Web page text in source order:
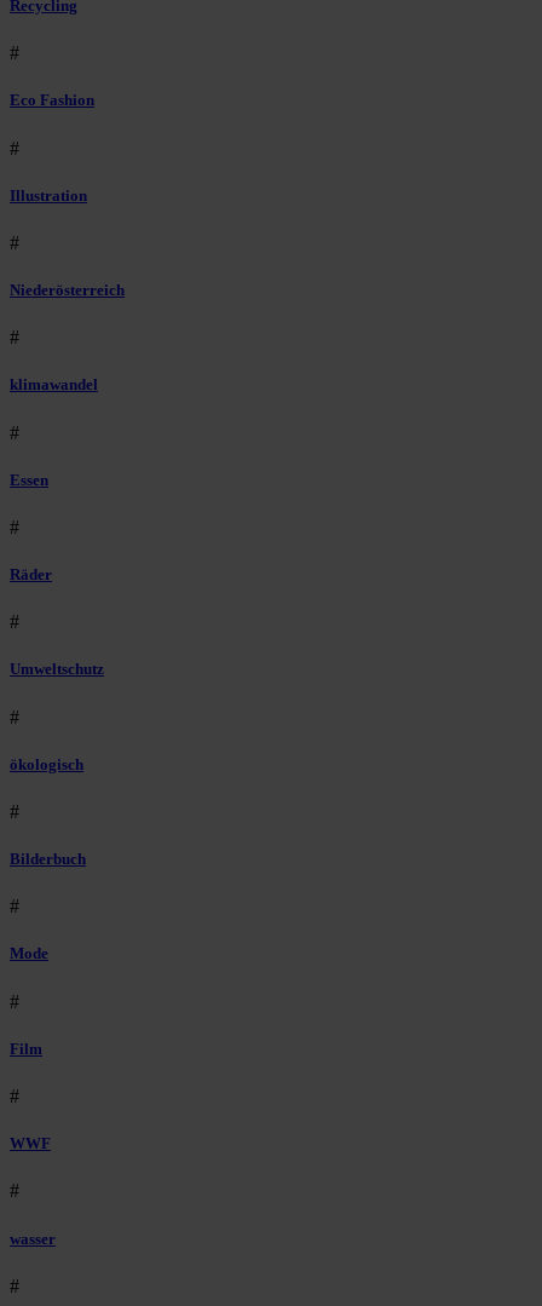
Recycling
#
Eco Fashion
#
Illustration
#
Niederösterreich
#
klimawandel
#
Essen
#
Räder
#
Umweltschutz
#
ökologisch
#
Bilderbuch
#
Mode
#
Film
#
WWF
#
wasser
#